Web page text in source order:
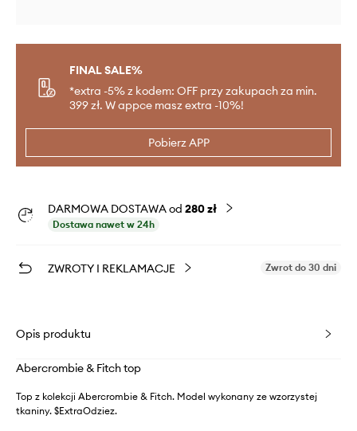
FINAL SALE%
*extra -5% z kodem: OFF przy zakupach za min.
399 zł. W appce masz extra -10%!
Pobierz APP
DARMOWA DOSTAWA od 280 zł
Dostawa nawet w 24h
ZWROTY I REKLAMACJE Zwrot do 30 dni
Opis produktu
Abercrombie & Fitch top
Top z kolekcji Abercrombie & Fitch. Model wykonany ze wzorzystej
tkaniny. $ExtraOdziez.